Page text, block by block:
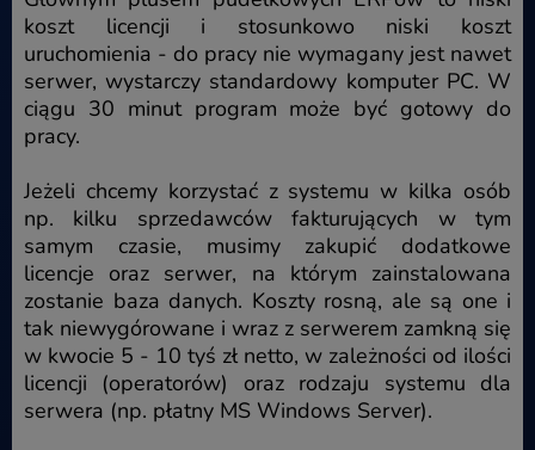
koszt licencji i stosunkowo niski koszt
uruchomienia - do pracy nie wymagany jest nawet
serwer, wystarczy standardowy komputer PC. W
ciągu 30 minut program może być gotowy do
pracy.
Jeżeli chcemy korzystać z systemu w kilka osób
np. kilku sprzedawców fakturujących w tym
samym czasie, musimy zakupić dodatkowe
licencje oraz serwer, na którym zainstalowana
zostanie baza danych. Koszty rosną, ale są one i
tak niewygórowane i wraz z serwerem zamkną się
w kwocie 5 - 10 tyś zł netto, w zależności od ilości
licencji (operatorów) oraz rodzaju systemu dla
serwera (np. płatny MS Windows Server).